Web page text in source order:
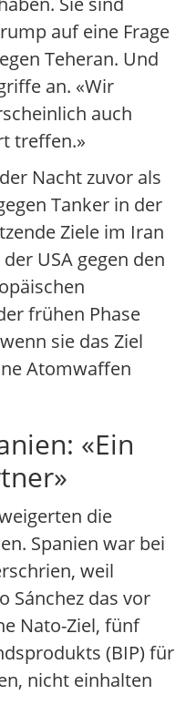
auf eine Frage
Teheran. Und
an. «Wir
auch
treffen.»
Nacht zuvor als
Tanker in der
Ziele im Iran
USA gegen den
frühen Phase
sie das Ziel
Atomwaffen
«Ein
die
Spanien war bei
weil
Sánchez das vor
Nato-Ziel, fünf
(BIP) für
nicht einhalten